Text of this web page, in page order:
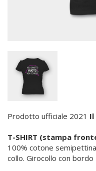
Prodotto ufficiale 2021 Il
T-SHIRT (stampa
100% cotone
collo. Girocollo con